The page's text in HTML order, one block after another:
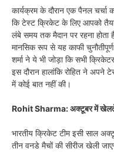
कार्यक्रम के दौरान एक पैनल चर्चा
कि टेस्ट क्रिकेट के लिए आपको
लंबे समय तक मैदान पर रहना
मानसिक रूप से यह काफी
शर्मा ने ये भी जोड़ा कि सभी
इस दौरान हालांकि रोहित ने अपने
में कोई बात नहीं की।
Rohit Sharma: अक्टूबर में
भारतीय क्रिकेट टीम इसी साल
तीन वनडे मैचों की सीरीज खेली